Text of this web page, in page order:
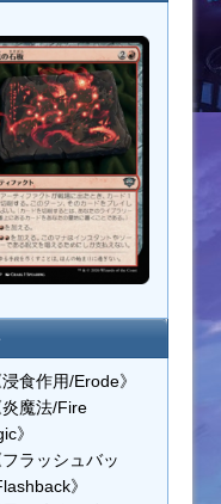
食作用/Erode》
魔法/Fire
》
ラッシュバッ
》